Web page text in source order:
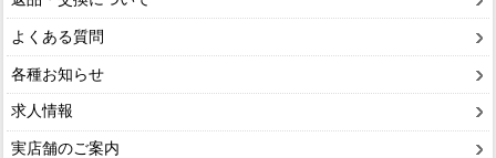
よくある質問
各種お知らせ
求人情報
実店舗のご案内